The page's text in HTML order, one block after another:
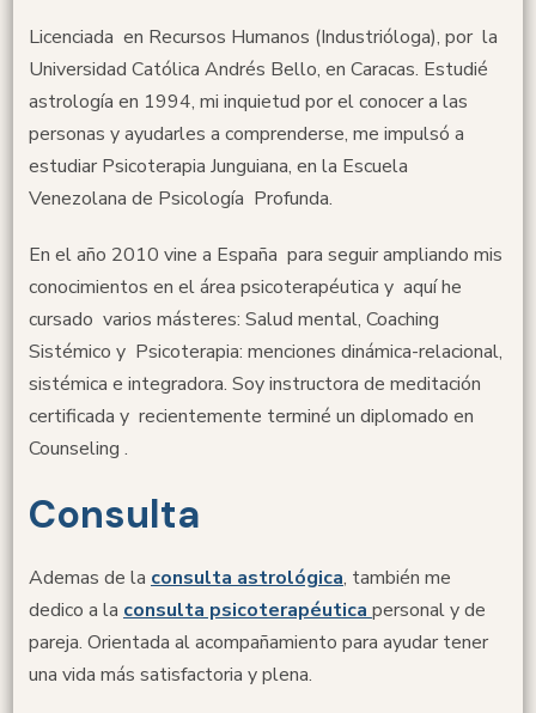
Licenciada en Recursos Humanos (Industrióloga), por la
Universidad Católica Andrés Bello, en Caracas. Estudié
astrología en 1994, mi inquietud por el conocer a las
personas y ayudarles a comprenderse, me impulsó a
estudiar Psicoterapia Junguiana, en la Escuela
Venezolana de Psicología Profunda.
En el año 2010 vine a España para seguir ampliando mis
conocimientos en el área psicoterapéutica y aquí he
cursado varios másteres: Salud mental, Coaching
Sistémico y Psicoterapia: menciones dinámica-relacional,
sistémica e integradora. Soy instructora de meditación
certificada y recientemente terminé un diplomado en
Counseling .
Consulta
Ademas de la consulta astrológica, también me
dedico a la consulta psicoterapéutica personal y de
pareja. Orientada al acompañamiento para ayudar tener
una vida más satisfactoria y plena.